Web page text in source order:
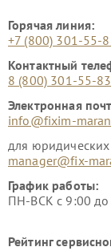
Горячая линия:
+7 (800) 301-55-
Контактный
8 (800) 301-55-83
Электронная
info@fixim-
для
manager@fix-
График работы:
ПН-ВСК с 9:00
Рейтинг